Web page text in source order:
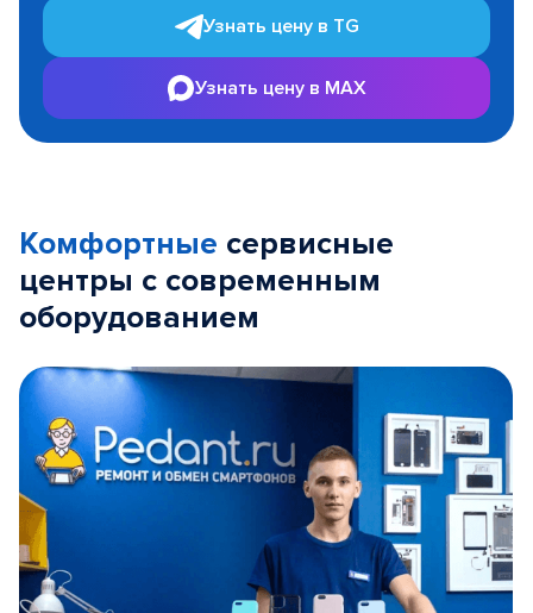
Узнать цену в TG
Узнать цену в MAX
Комфортные сервисные
центры с современным
оборудованием